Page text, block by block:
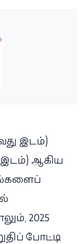
இடம்)
இடம்) ஆகிய
2025
போட்டி